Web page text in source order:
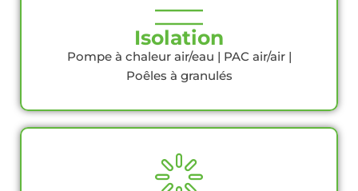
Isolation
Pompe à chaleur air/eau | PAC air/air |
Poêles à granulés